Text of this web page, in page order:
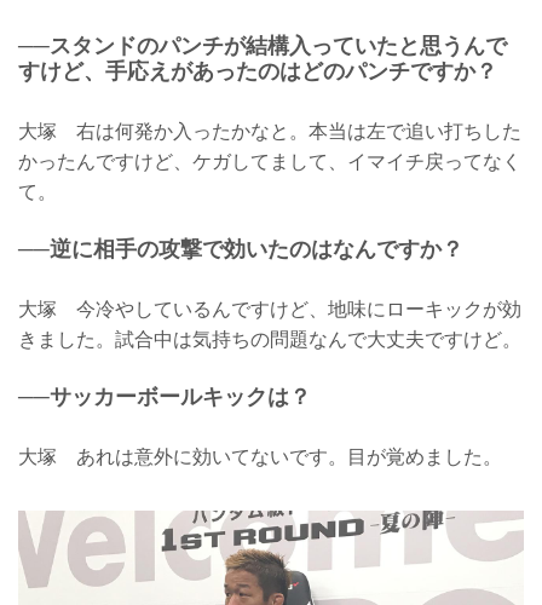
──スタンドのパンチが結構入っていたと思うんで
すけど、手応えがあったのはどのパンチですか？
大塚 右は何発か入ったかなと。本当は左で追い打ちした
かったんですけど、ケガしてまして、イマイチ戻ってなく
て。
──逆に相手の攻撃で効いたのはなんですか？
大塚 今冷やしているんですけど、地味にローキックが効
きました。試合中は気持ちの問題なんで大丈夫ですけど。
──サッカーボールキックは？
大塚 あれは意外に効いてないです。目が覚めました。